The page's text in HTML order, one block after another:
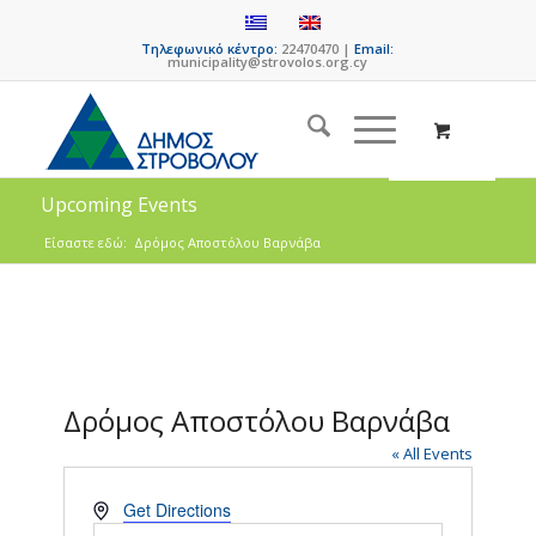
Τηλεφωνικό κέντρο: 22470470 |Email:
municipality@strovolos.org.cy
Upcoming Events
Είσαστε εδώ: Δρόμος Αποστόλου Βαρνάβα
Δρόμος Αποστόλου Βαρνάβα
« All Events
AddressGet Directions